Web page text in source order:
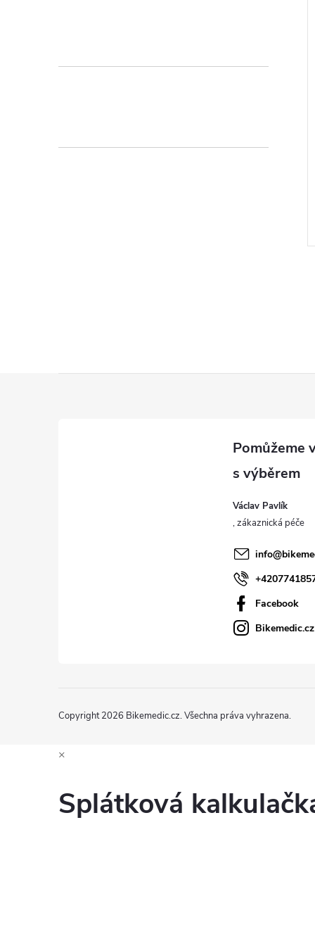
Václav Pavlík
info@
Facebook
Bikemedic.cz
Copyright 2026 Bikemedic.cz. Všechna práva vyhrazena.
×
Splátková